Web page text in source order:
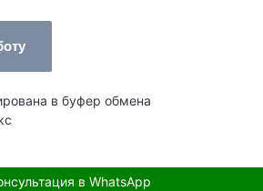
в буфер обмена
в WhatsApp